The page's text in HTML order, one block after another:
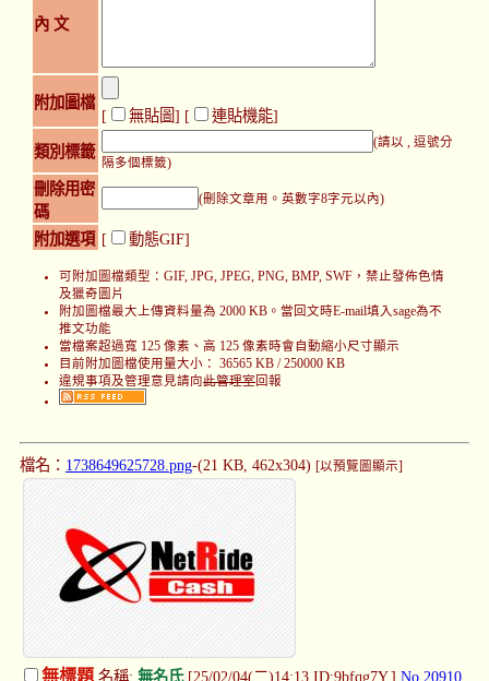
內 文
附加圖檔
[ 無貼圖] [ 連貼機能]
類別標籤
(請以 , 逗號分
隔多個標籤)
刪除用密
碼
(刪除文章用。英數字8字元以內)
附加選項 [ 動態GIF]
可附加圖檔類型：GIF, JPG, JPEG, PNG, BMP, SWF，禁止發佈色情
及獵奇圖片
附加圖檔最大上傳資料量為 2000 KB。當回文時E-mail填入sage為不
推文功能
當檔案超過寬 125 像素、高 125 像素時會自動縮小尺寸顯示
目前附加圖檔使用量大小： 36565 KB / 250000 KB
違規事項及管理意見請向此管理室 回報
檔名： 1738649625728.png-(21 KB, 462x304) [以預覽圖顯示]
無標題名稱: 無名氏[25/02/04(二)14:13 ID:9bfqg7Y.] No.20910